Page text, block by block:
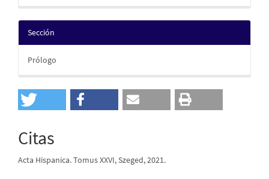
Sección
Prólogo
Citas
Acta Hispanica. Tomus XXVI, Szeged, 2021.